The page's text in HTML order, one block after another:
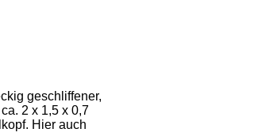
geschliffener,
2 x 1,5 x 0,7
Hier auch